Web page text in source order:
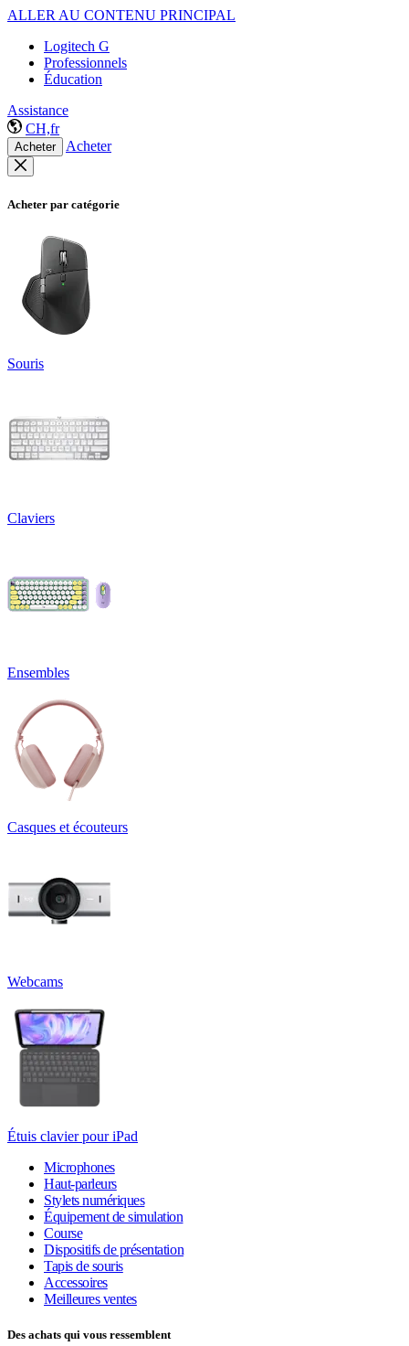
ALLER AU CONTENU PRINCIPAL
Logitech G
Professionnels
Éducation
Assistance
CH,fr
Acheter Acheter
Acheter par catégorie
Souris
Claviers
Ensembles
Casques et écouteurs
Webcams
Étuis clavier pour iPad
Microphones
Haut-parleurs
Stylets numériques
Équipement de simulation
Course
Dispositifs de présentation
Tapis de souris
Accessoires
Meilleures ventes
Des achats qui vous ressemblent